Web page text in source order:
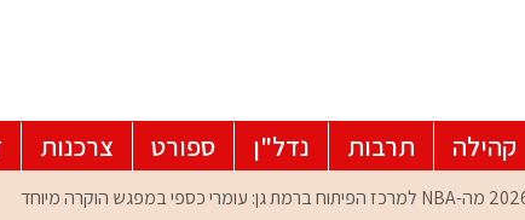
קהילה תרבות נדל"ן ספורט צרכנות
מה-NBA למרכז הפיתוח ברמת גן: עומרי כספי במפגש הוקרה מיוחד